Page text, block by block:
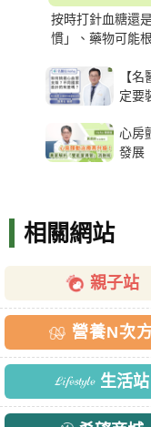
按時打針血糖還
慣」、藥物可能
【
定要
心房
發展
相關網站
親子站
營養N次
生活站